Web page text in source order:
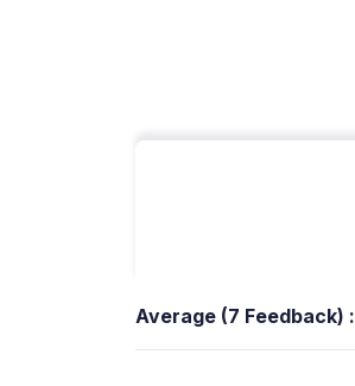
Average (7 Feedback) :